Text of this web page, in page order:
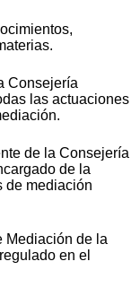
Consejería
las actuaciones
de la Consejería
de la
de mediación
Mediación de la
en el